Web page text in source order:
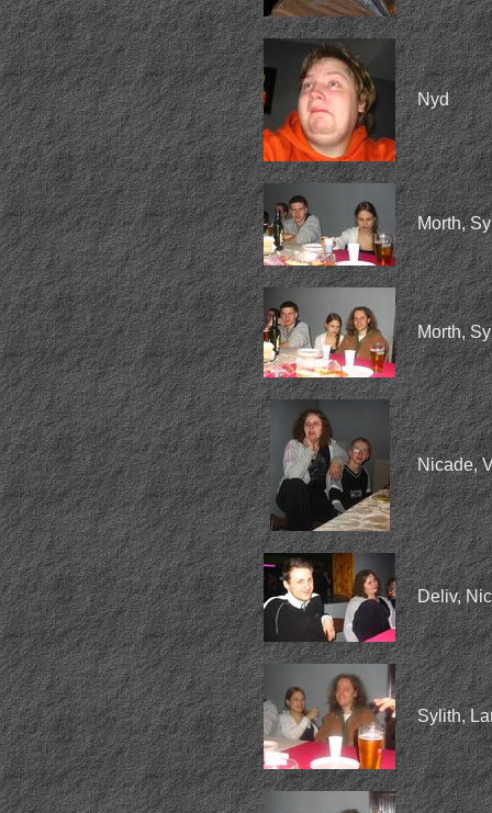
Nyd
Morth,
Morth,
Nicade,
Deliv,
Sylith,